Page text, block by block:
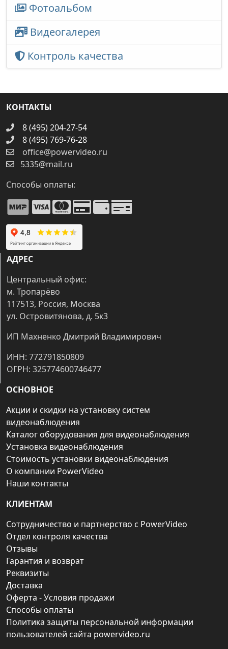
Фотоальбом
Видеогалерея
Контроль качества
КОНТАКТЫ
8 (495) 204-27-54
8 (495) 769-76-28
office@powervideo.ru
5335@mail.ru
Способы оплаты:
АДРЕС
Центральный офис:
м. Тропарёво
117513, Россия, Москва
ул. Островитянова, д. 5к3
ИП Махненко Дмитрий Владимирович
ИНН: 772791850809
ОГРН: 325774600746477
ОСНОВНОЕ
Акции и скидки на установку систем
видеонаблюдения
Каталог оборудования для видеонаблюдения
Установка видеонаблюдения
Стоимость установки видеонаблюдения
О компании PowerVideo
Наши контакты
КЛИЕНТАМ
Сотрудничество и партнерство с PowerVideo
Отдел контроля качества
Отзывы
Гарантия и возврат
Реквизиты
Доставка
Оферта - Условия продажи
Способы оплаты
Политика защиты персональной информации
пользователей сайта powervideo.ru